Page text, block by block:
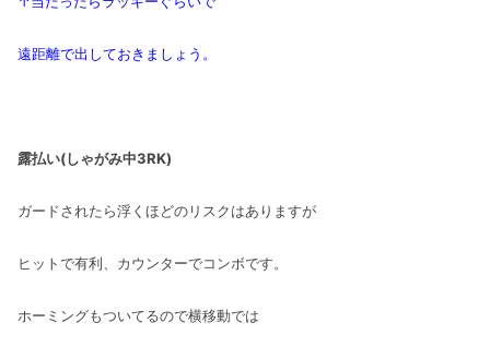
遠距離で出しておきましょう。
露払い(しゃがみ中3RK)
ガードされたら浮くほどのリスクはありますが
ヒットで有利、カウンターでコンボです。
ホーミングもついてるので横移動では